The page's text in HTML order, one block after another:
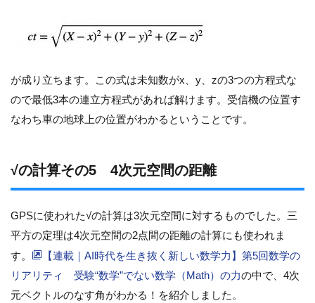
が成り立ちます。この式は未知数がx、y、zの3つの方程式な
ので最低3本の連立方程式があれば解けます。受信機の位置す
なわち車の地球上の位置がわかるということです。
√の計算その5 4次元空間の距離
GPSに使われた√の計算は3次元空間に対するものでした。三
平方の定理は4次元空間の2点間の距離の計算にも使われま
す。
【連載｜AI時代を生き抜く新しい数学力】第5回数学の
リアリティ 受験“数学”でない数学（Math）の力の中で、4次
元ベクトルのなす角がわかる！を紹介しました。